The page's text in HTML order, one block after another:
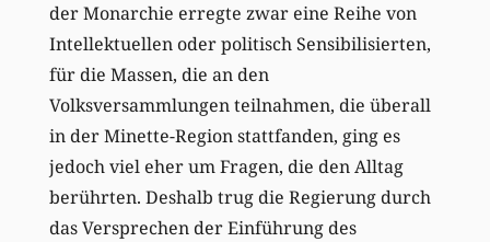
der Monarchie erregte zwar eine Reihe von
Intellektuellen oder politisch Sensibilisierten,
für die Massen, die an den
Volksversammlungen teilnahmen, die überall
in der Minette-Region stattfanden, ging es
jedoch viel eher um Fragen, die den Alltag
berührten. Deshalb trug die Regierung durch
das Versprechen der Einführung des